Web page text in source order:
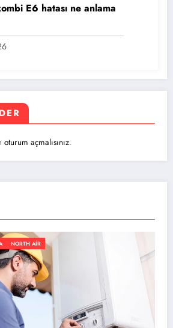
E6 hatası ne anlama
oturum açmalısınız.